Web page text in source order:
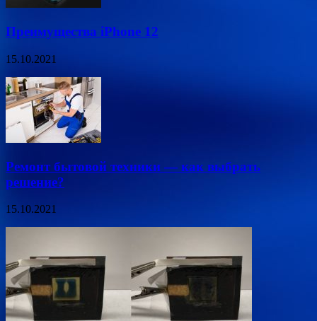
Преимущества iPhone 12
15.10.2021
Ремонт бытовой техники — как выбрать
решение?
15.10.2021